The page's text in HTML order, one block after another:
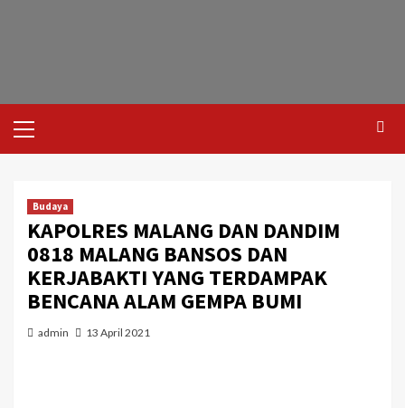
Budaya
KAPOLRES MALANG DAN DANDIM
0818 MALANG BANSOS DAN
KERJABAKTI YANG TERDAMPAK
BENCANA ALAM GEMPA BUMI
admin 13 April 2021